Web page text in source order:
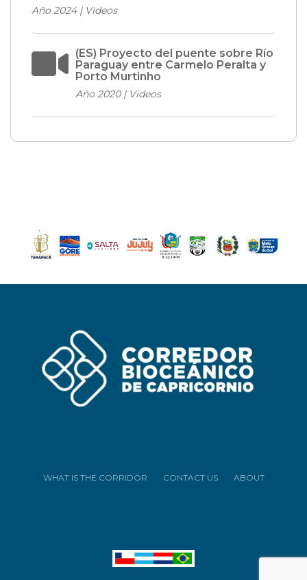
Año 2024 | Videos
(ES) Proyecto del puente sobre Río
Paraguay entre Carmelo Peralta y
Porto Murtinho
Año 2020 | Videos
WHAT IS THE CORRIDOR CONTACT US ABOUT